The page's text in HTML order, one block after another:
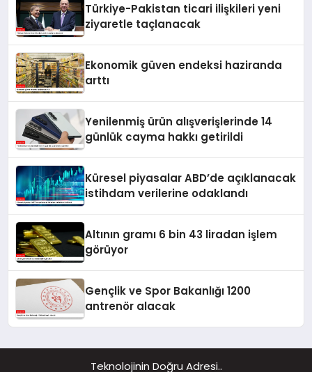
Türkiye-Pakistan ticari ilişkileri yeni
ziyaretle taçlanacak
Ekonomik güven endeksi haziranda
arttı
Yenilenmiş ürün alışverişlerinde 14
günlük cayma hakkı getirildi
Küresel piyasalar ABD’de açıklanacak
istihdam verilerine odaklandı
Altının gramı 6 bin 43 liradan işlem
görüyor
Gençlik ve Spor Bakanlığı 1200
antrenör alacak
Teknolojinin Doğru Adresi..